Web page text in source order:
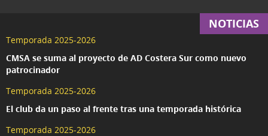
NOTICIAS
Temporada 2025-2026
CMSA se suma al proyecto de AD Costera Sur como nuevo
patrocinador
Temporada 2025-2026
El club da un paso al frente tras una temporada histórica
Temporada 2025-2026